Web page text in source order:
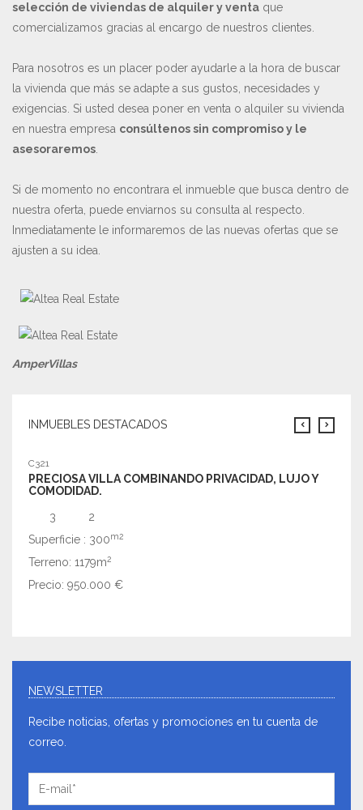
selección de viviendas de alquiler y venta que
comercializamos gracias al encargo de nuestros clientes.
Para nosotros es un placer poder ayudarle a la hora de buscar
la vivienda que más se adapte a sus gustos, necesidades y
exigencias. Si usted desea poner en venta o alquiler su vivienda
en nuestra empresa consúltenos sin compromiso y le
asesoraremos
Si de momento no encontrara el inmueble que busca dentro de
nuestra oferta, puede enviarnos su consulta al respecto.
Inmediatamente le informaremos de las nuevas ofertas que se
ajusten a su idea.
AmperVillas
INMUEBLES DESTACADOS
C321
PRECIOSA VILLA COMBINANDO PRIVACIDAD, LUJO Y
COMODIDAD.
3
2
Superficie : 300m2
Terreno: 1179m2
Precio: 950.000 €
NEWSLETTER
Recibe noticias, ofertas y promociones en tu cuenta de
correo.